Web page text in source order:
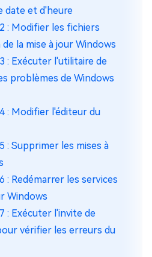
date et d'heure
: Modifier les fichiers
la mise à jour Windows
: Exécuter l'utilitaire de
problèmes de Windows
: Modifier l'éditeur du
: Supprimer les mises à
: Redémarrer les services
Windows
: Exécuter l'invite de
vérifier les erreurs du